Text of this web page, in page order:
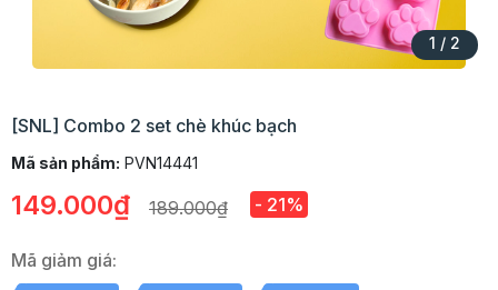
1 / 2
[SNL] Combo 2 set chè khúc bạch
Mã sản phẩm: PVN14441
149.000₫ 189.000₫ - 21%
Mã giảm giá: